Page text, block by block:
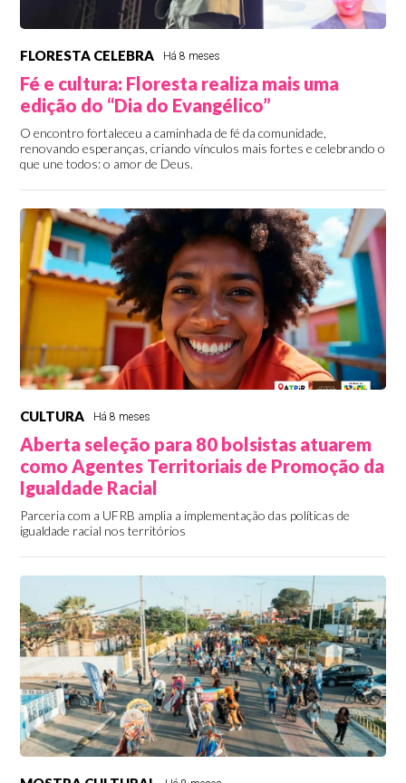
FLORESTA CELEBRA Há 8 meses
Fé e cultura: Floresta realiza mais uma
edição do “Dia do Evangélico”
O encontro fortaleceu a caminhada de fé da comunidade,
renovando esperanças, criando vínculos mais fortes e celebrando o
que une todos: o amor de Deus.
CULTURA Há 8 meses
Aberta seleção para 80 bolsistas atuarem
como Agentes Territoriais de Promoção da
Igualdade Racial
Parceria com a UFRB amplia a implementação das políticas de
igualdade racial nos territórios